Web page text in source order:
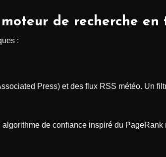
de recherche en
:
Press) et des flux RSS météo. Un
algorithme de confiance inspiré du